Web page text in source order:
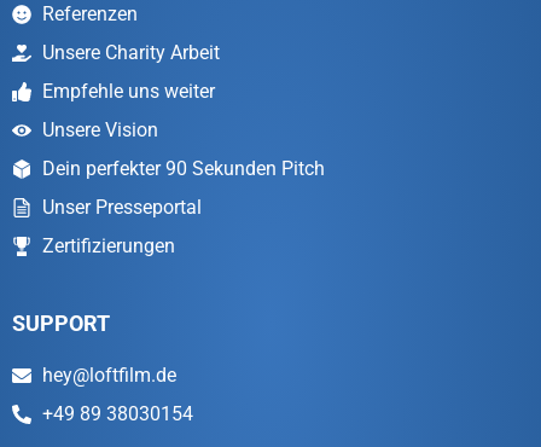
SUPPORT
hey@loftfilm.de
+49 89 38030154
Referenzen
Unsere Charity Arbeit
Empfehle uns weiter
Unsere Vision
Dein perfekter 90 Sekunden Pitch
Unser Presseportal
Zertifizierungen